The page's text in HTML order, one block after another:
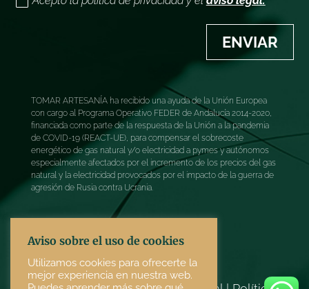
ENVIAR
TOMAR ARTESANÍA ha recibido una ayuda de la Unión Europea
con cargo al Programa Operativo FEDER de Andalucía 2014-2020,
financiada como parte de la respuesta de la Unión a la pandemia
de COVID-19 (REACT-UE), para compensar el sobrecoste
energético de gas natural y/o electricidad a pymes y autónomos
especialmente afectados por el incremento de los precios del gas
natural y la electricidad provocados por el impacto de la guerra de
agresión de Rusia contra Ucrania.
Aviso sobre el uso de cookies
Utilizamos cookies para ofrecerte la
mejor experiencia en nuestra web.